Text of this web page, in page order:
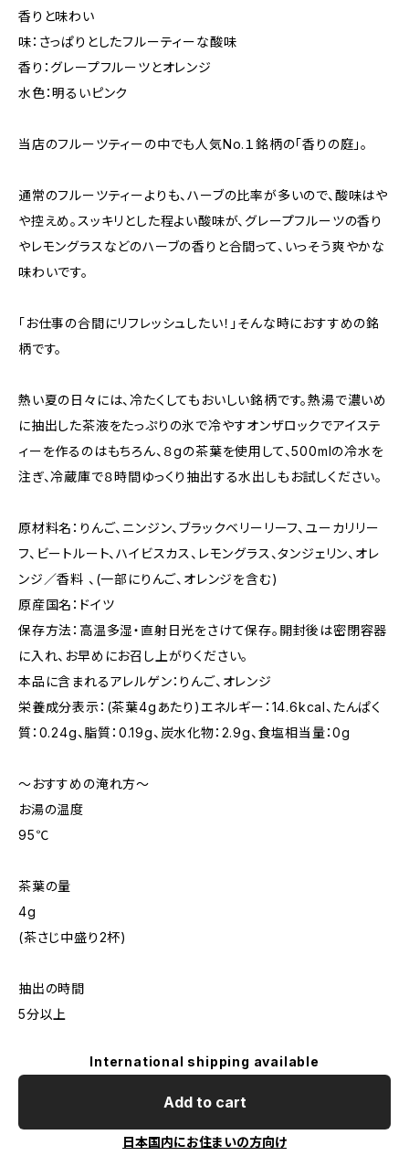
香りと味わい
味：さっぱりとしたフルーティーな酸味
香り：グレープフルーツとオレンジ
水色：明るいピンク
当店のフルーツティーの中でも人気No.１銘柄の「香りの庭」。
通常のフルーツティーよりも、ハーブの比率が多いので、酸味はや
や控えめ。スッキリとした程よい酸味が、グレープフルーツの香り
やレモングラスなどのハーブの香りと合間って、いっそう爽やかな
味わいです。
「お仕事の合間にリフレッシュしたい！」そんな時におすすめの銘
柄です。
熱い夏の日々には、冷たくしてもおいしい銘柄です。熱湯で濃いめ
に抽出した茶液をたっぷりの氷で冷やすオンザロックでアイステ
ィーを作るのはもちろん、８gの茶葉を使用して、500mlの冷水を
注ぎ、冷蔵庫で８時間ゆっくり抽出する水出しもお試しください。
原材料名：りんご、ニンジン、ブラックベリーリーフ、ユーカリリー
フ、ビートルート、ハイビスカス、レモングラス、タンジェリン、オレ
ンジ／香料 、(一部にりんご、オレンジを含む)
原産国名：ドイツ
保存方法：高温多湿・直射日光をさけて保存。開封後は密閉容器
に入れ、お早めにお召し上がりください。
本品に含まれるアレルゲン：りんご、オレンジ
栄養成分表示：(茶葉4gあたり)エネルギー：14.6kcal、たんぱく
質：0.24g、脂質：0.19g、炭水化物：2.9g、食塩相当量：0g
～おすすめの淹れ方～
お湯の温度
95℃
茶葉の量
4g
(茶さじ中盛り2杯)
抽出の時間
5分以上
International shipping available
Add to cart
日本国内にお住まいの方向け